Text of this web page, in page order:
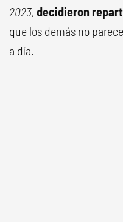
2023, decidieron
que los demás no
a día.